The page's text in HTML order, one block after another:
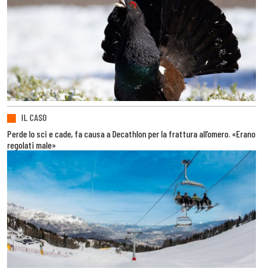
IL CASO
Perde lo sci e cade, fa causa a Decathlon per la frattura all’omero. «Erano
regolati male»